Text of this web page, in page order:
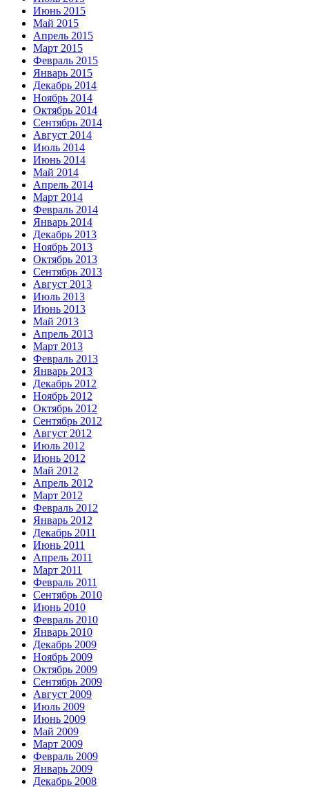
Июнь 2015
Май 2015
Апрель 2015
Март 2015
Февраль 2015
Январь 2015
Декабрь 2014
Ноябрь 2014
Октябрь 2014
Сентябрь 2014
Август 2014
Июль 2014
Июнь 2014
Май 2014
Апрель 2014
Март 2014
Февраль 2014
Январь 2014
Декабрь 2013
Ноябрь 2013
Октябрь 2013
Сентябрь 2013
Август 2013
Июль 2013
Июнь 2013
Май 2013
Апрель 2013
Март 2013
Февраль 2013
Январь 2013
Декабрь 2012
Ноябрь 2012
Октябрь 2012
Сентябрь 2012
Август 2012
Июль 2012
Июнь 2012
Май 2012
Апрель 2012
Март 2012
Февраль 2012
Январь 2012
Декабрь 2011
Июнь 2011
Апрель 2011
Март 2011
Февраль 2011
Сентябрь 2010
Июнь 2010
Февраль 2010
Январь 2010
Декабрь 2009
Ноябрь 2009
Октябрь 2009
Сентябрь 2009
Август 2009
Июль 2009
Июнь 2009
Май 2009
Март 2009
Февраль 2009
Январь 2009
Декабрь 2008